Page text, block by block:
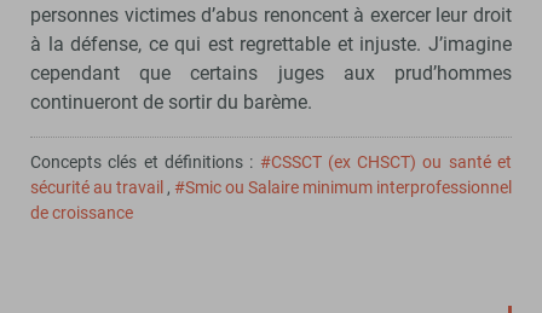
personnes victimes d’abus renoncent à exercer leur droit
à la défense, ce qui est regrettable et injuste. J’imagine
cependant que certains juges aux prud’hommes
continueront de sortir du barème.
Concepts clés et définitions : #CSSCT (ex CHSCT) ou santé et
sécurité au travail , #Smic ou Salaire minimum interprofessionnel
de croissance